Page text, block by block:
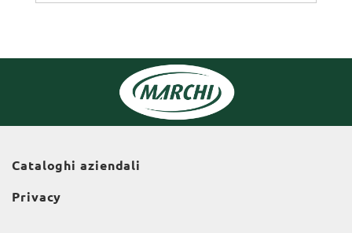
Cataloghi aziendali
Privacy